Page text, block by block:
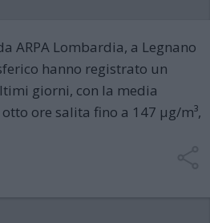
ARPA Lombardia, a Legnano
hanno registrato un
giorni, con la media
ore salita fino a 147 µg/m³,